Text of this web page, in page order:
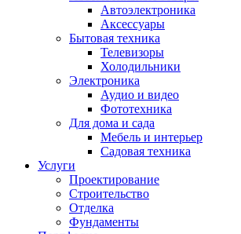
Автоэлектроника
Аксессуары
Бытовая техника
Телевизоры
Холодильники
Электроника
Аудио и видео
Фототехника
Для дома и сада
Мебель и интерьер
Садовая техника
Услуги
Проектирование
Строительство
Отделка
Фундаменты